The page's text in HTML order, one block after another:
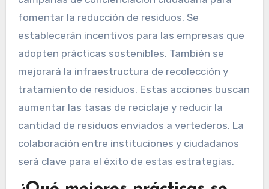
fomentar la reducción de residuos. Se
establecerán incentivos para las empresas que
adopten prácticas sostenibles. También se
mejorará la infraestructura de recolección y
tratamiento de residuos. Estas acciones buscan
aumentar las tasas de reciclaje y reducir la
cantidad de residuos enviados a vertederos. La
colaboración entre instituciones y ciudadanos
será clave para el éxito de estas estrategias.